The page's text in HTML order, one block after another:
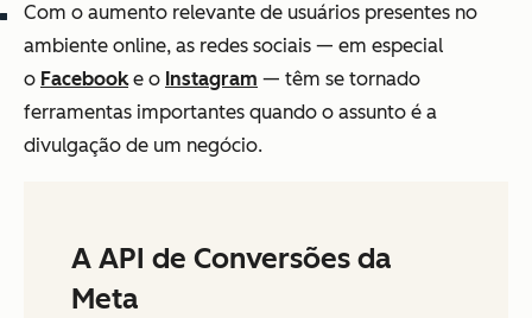
Com o aumento relevante de usuários presentes no
ambiente online, as redes sociais — em especial
o Facebooke o Instagram — têm se tornado
ferramentas importantes quando o assunto é a
divulgação de um negócio.
A API de Conversões da
Meta